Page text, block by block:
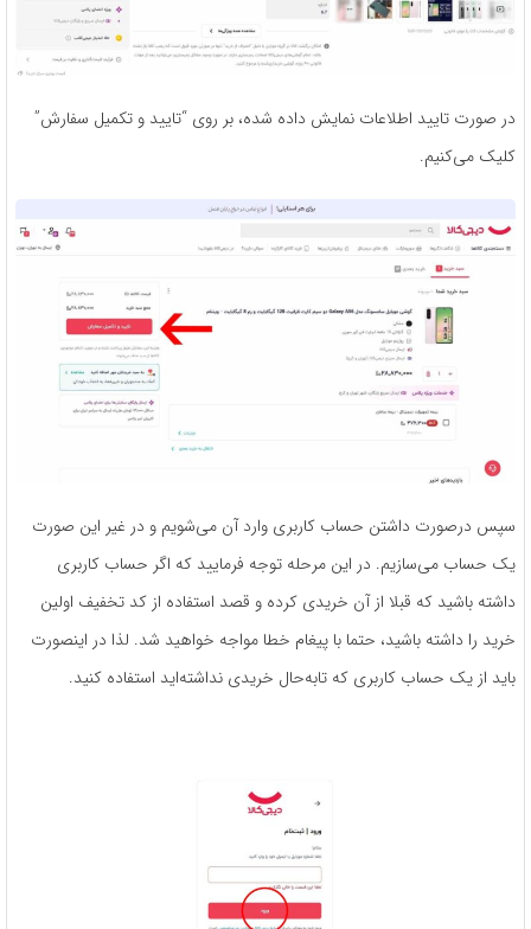
در صورت تایید اطلاعات نمایش داده شده، بر روی “تایید و تکمیل سفارش”
کلیک می‌کنیم.
سپس درصورت داشتن حساب کاربری وارد آن می‌شویم و در غیر این صورت
یک حساب می‌سازیم. در این مرحله توجه فرمایید که اگر حساب کاربری
داشته باشید که قبلا از آن خریدی کرده و قصد استفاده از کد تخفیف اولین
خرید را داشته باشید، حتما با پیغام خطا مواجه خواهید شد. لذا در اینصورت
باید از یک حساب کاربری که تابه‌حال خریدی نداشته‌اید استفاده کنید.